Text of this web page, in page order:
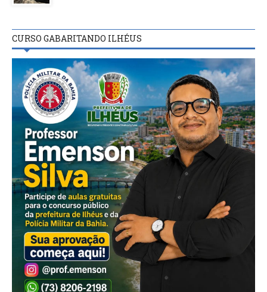
CURSO GABARITANDO ILHÉUS